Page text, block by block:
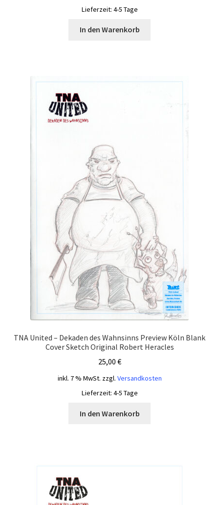
Lieferzeit: 4-5 Tage
In den Warenkorb
TNA United – Dekaden des Wahnsinns Preview Köln Blank
Cover Sketch Original Robert Heracles
25,00 €
inkl. 7 % MwSt. zzgl. Versandkosten
Lieferzeit: 4-5 Tage
In den Warenkorb